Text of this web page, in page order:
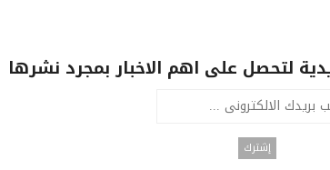
لتحصل على اهم الاخبار بمجرد نشرها